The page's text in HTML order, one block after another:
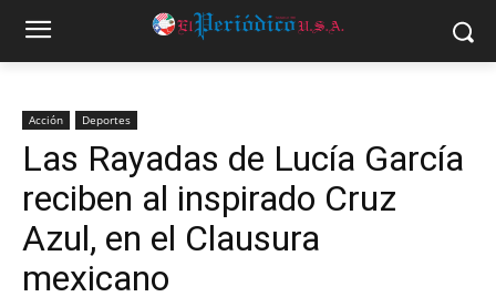
Acción Deportes
Las Rayadas de Lucía García
reciben al inspirado Cruz
Azul, en el Clausura
mexicano